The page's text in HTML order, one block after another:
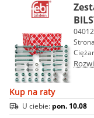
Kup na raty
U ciebie: pon. 10.08